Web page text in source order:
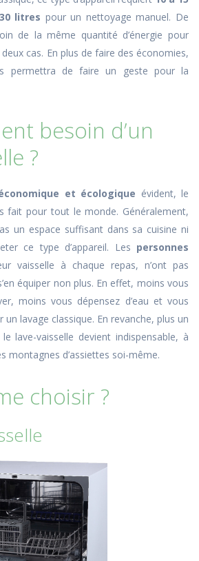
30 litres pour un nettoyage manuel. De
de la même quantité d’énergie pour
deux cas. En plus de faire des économies,
permettra de faire un geste pour la
besoin d’un
?
et écologique évident, le
fait pour tout le monde. Généralement,
un espace suffisant dans sa cuisine ni
ce type d’appareil. Les personnes
vaisselle à chaque repas, n’ont pas
équiper non plus. En effet, moins vous
moins vous dépensez d’eau et vous
lavage classique. En revanche, plus un
lave-vaisselle devient indispensable, à
montagnes d’assiettes soi-même.
choisir ?